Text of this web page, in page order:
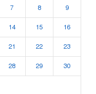
7 8 9
14 15 16
21 22 23
28 29 30